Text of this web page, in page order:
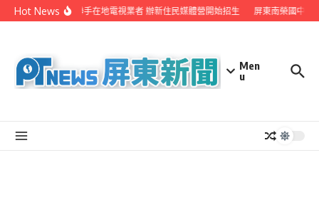
Skip to content
Hot News屏縣府聯手在地電視業者 辦新住民媒體營開始招生 屏東南榮國中赴
Men
u